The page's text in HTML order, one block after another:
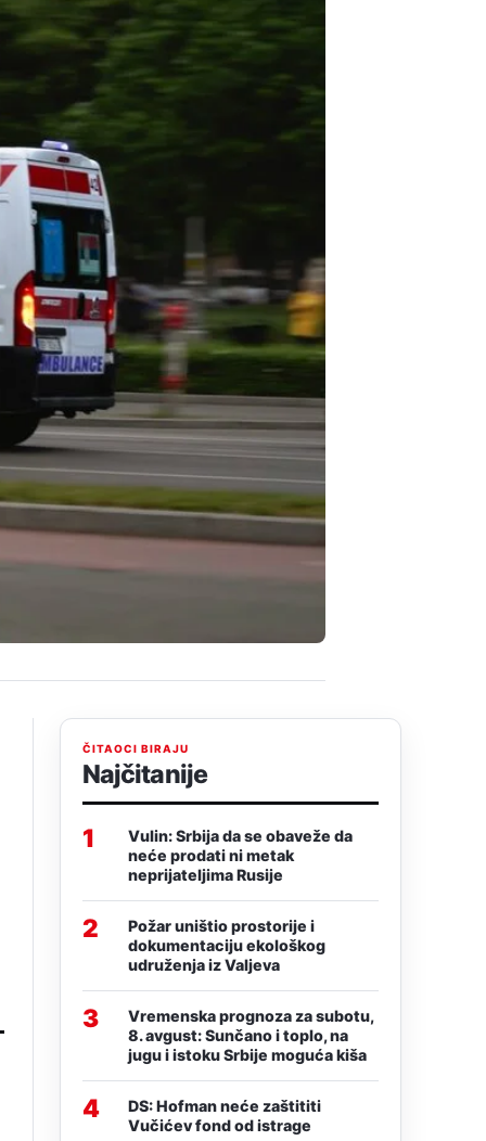
ČITAOCI BIRAJU
Najčitanije
1
Vulin: Srbija da se obaveže da
neće prodati ni metak
neprijateljima Rusije
2
Požar uništio prostorije i
dokumentaciju ekološkog
udruženja iz Valjeva
3
Vremenska prognoza za subotu,
8. avgust: Sunčano i toplo, na
jugu i istoku Srbije moguća kiša
4
DS: Hofman neće zaštititi
Vučićev fond od istrage